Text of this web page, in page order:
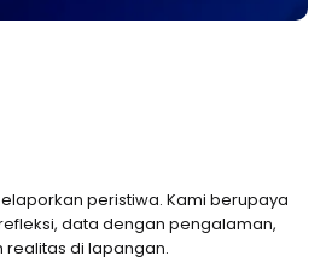
peristiwa. Kami berupaya
data dengan pengalaman,
di lapangan.